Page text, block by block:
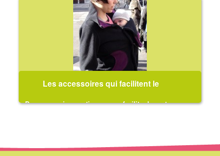
Les accessoires qui facilitent le
Des accessoires pratiques pour faciliter le portage au